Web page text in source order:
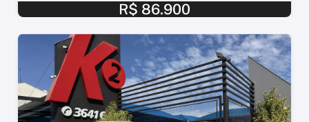
R$ 86.900